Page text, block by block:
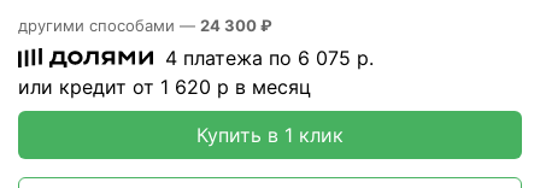
другими способами — 24 300 ₽
4 платежа по 6 075 р.
или кредит от 1 620 р в месяц
Купить в 1 клик